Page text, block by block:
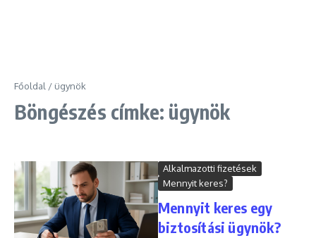
Főoldal / ügynök
Böngészés címke: ügynök
Alkalmazotti fizetések
Mennyit keres?
Mennyit keres egy
biztosítási ügynök?